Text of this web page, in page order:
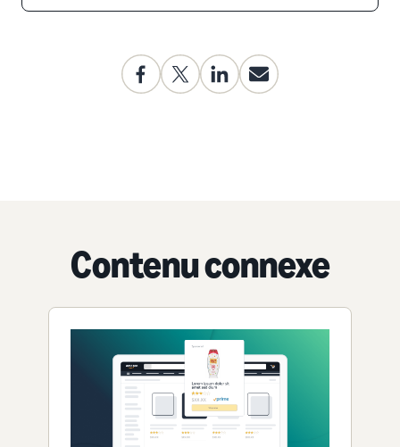
Contenu connexe